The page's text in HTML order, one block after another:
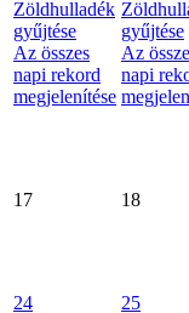
Zöldhulladék
gyűjtése
Az összes
napi rekord
megjelenítése
gyűjtése
Az
napi
17 18
24 25